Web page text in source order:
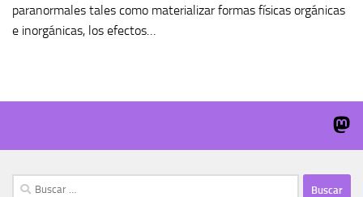
paranormales tales como materializar formas físicas orgánicas
e inorgánicas, los efectos…
Buscar: